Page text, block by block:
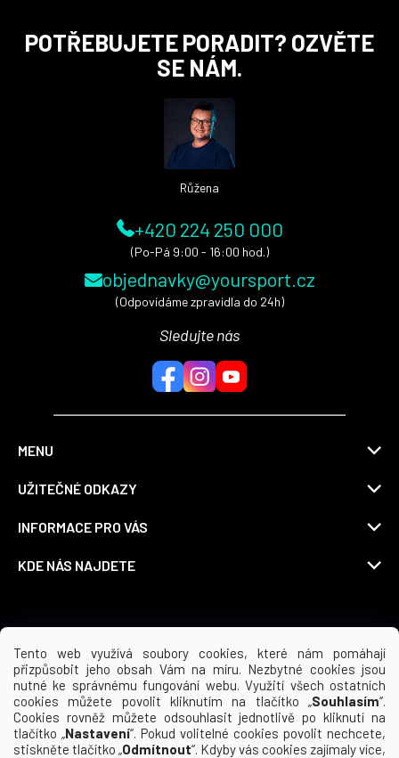
Tento web využívá soubory cookies, které nám pomáhají
přizpůsobit jeho obsah Vám na míru. Nezbytné cookies jsou
nutné ke správnému fungování webu. Využití všech ostatních
cookies můžete povolit kliknutím na tlačítko „Souhlasím“.
Cookies rovněž můžete odsouhlasit jednotlivě po kliknutí na
tlačítko „Nastavení“. Pokud volitelné cookies povolit nechcete,
stiskněte tlačítko „Odmítnout“. Kdyby vás cookies zajímaly více,
POTŘEBUJETE PORADIT? OZVĚTE
SE NÁM.
Růžena
+420 224 250 000
(Po-Pá 9:00 - 16:00 hod.)
objednavky@yoursport.cz
(Odpovídáme zpravidla do 24h)
Sledujte nás
MENU
UŽITEČNÉ ODKAZY
INFORMACE PRO VÁS
KDE NÁS NAJDETE
Možnosti dopravy